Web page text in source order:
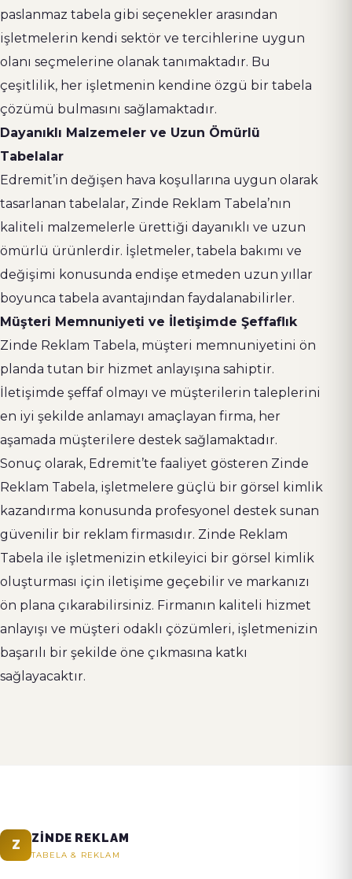
paslanmaz tabela gibi seçenekler arasından
işletmelerin kendi sektör ve tercihlerine uygun
olanı seçmelerine olanak tanımaktadır. Bu
çeşitlilik, her işletmenin kendine özgü bir tabela
çözümü bulmasını sağlamaktadır.
Dayanıklı Malzemeler ve Uzun Ömürlü
Tabelalar
Edremit’in değişen hava koşullarına uygun olarak
tasarlanan tabelalar, Zinde Reklam Tabela’nın
kaliteli malzemelerle ürettiği dayanıklı ve uzun
ömürlü ürünlerdir. İşletmeler, tabela bakımı ve
değişimi konusunda endişe etmeden uzun yıllar
boyunca tabela avantajından faydalanabilirler.
Müşteri Memnuniyeti ve İletişimde Şeffaflık
Zinde Reklam Tabela, müşteri memnuniyetini ön
planda tutan bir hizmet anlayışına sahiptir.
İletişimde şeffaf olmayı ve müşterilerin taleplerini
en iyi şekilde anlamayı amaçlayan firma, her
aşamada müşterilere destek sağlamaktadır.
Sonuç olarak, Edremit’te faaliyet gösteren Zinde
Reklam Tabela, işletmelere güçlü bir görsel kimlik
kazandırma konusunda profesyonel destek sunan
güvenilir bir reklam firmasıdır. Zinde Reklam
Tabela ile işletmenizin etkileyici bir görsel kimlik
oluşturması için iletişime geçebilir ve markanızı
ön plana çıkarabilirsiniz. Firmanın kaliteli hizmet
anlayışı ve müşteri odaklı çözümleri, işletmenizin
başarılı bir şekilde öne çıkmasına katkı
sağlayacaktır.
Z ZINDE REKLAM
TABELA & REKLAM